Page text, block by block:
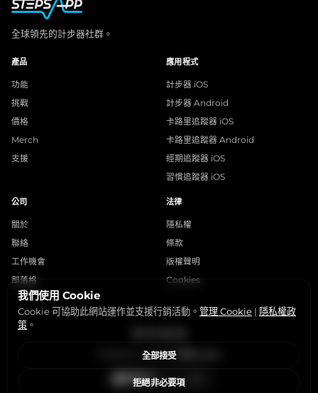
全球領先的計步器社群。
產品
功能
挑戰
價格
Merch
支援
應用程式
計步器 iOS
計步器 Android
卡路里追蹤器 iOS
卡路里追蹤器 Android
經期追蹤器 iOS
習慣追蹤器 iOS
公司
關於
聯絡
工作機會
部落格
法律
隱私權
條款
版權聲明
Cookies
StepsApp © 2015-2026
我們使用 Cookie
Cookie 可協助此網站運作並支援行銷活動。 管理 Cookie | 隱私權政
策 。
全部接受
拒絕非必要項